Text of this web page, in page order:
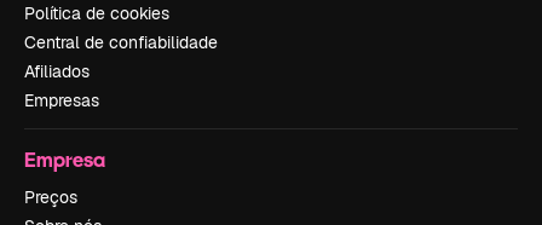
Política de cookies
Central de confiabilidade
Afiliados
Empresas
Empresa
Preços